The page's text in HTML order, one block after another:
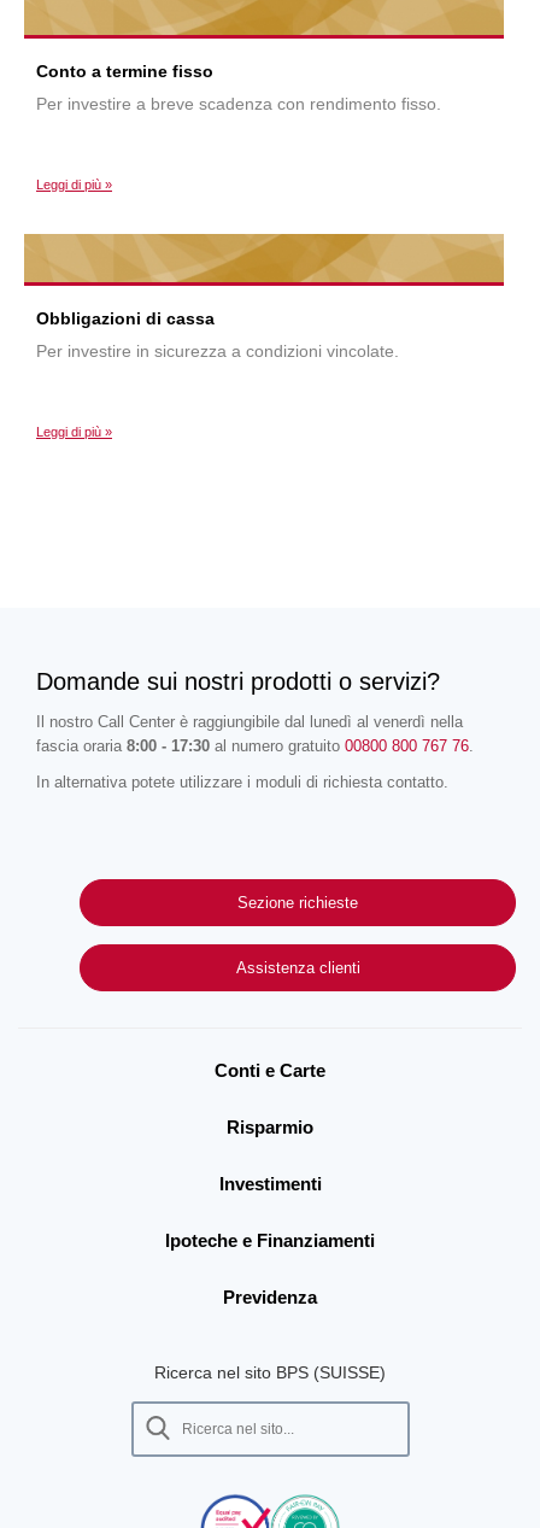
Conto a termine fisso
Per investire a breve scadenza con rendimento fisso.
Leggi di più »
Obbligazioni di cassa
Per investire in sicurezza a condizioni vincolate.
Leggi di più »
Domande sui nostri prodotti o servizi?
Il nostro Call Center è raggiungibile dal lunedì al venerdì nella
fascia oraria 8:00 - 17:30 al numero gratuito 00800 800 767 76.
In alternativa potete utilizzare i moduli di richiesta contatto.
Sezione richieste
Assistenza clienti
Conti e Carte
Risparmio
Investimenti
Ipoteche e Finanziamenti
Previdenza
Ricerca nel sito BPS (SUISSE)